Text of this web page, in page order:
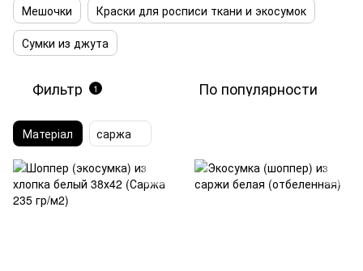
Мешочки
Краски для росписи ткани и экосумок
Сумки из джута
Фильтр 1 По популярности
Матеріал саржа